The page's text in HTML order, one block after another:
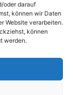
oder darauf
können wir Daten
Website verarbeiten.
können
werden.
Marburg
|Impressum
(EU)